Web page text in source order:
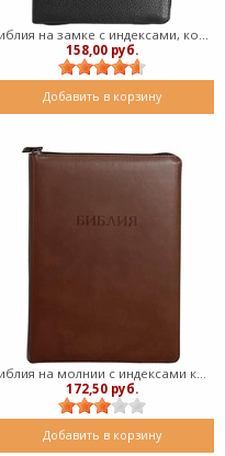
Библия на замке с индексами, кожа черная 053 ZTI (Кожаный мягкий)
158,00 руб.
Добавить в корзину
Библия на молнии с индексами коричневая, (крупный шрифт) 077ZTI (кожаный мягкий)
172,50 руб.
Добавить в корзину